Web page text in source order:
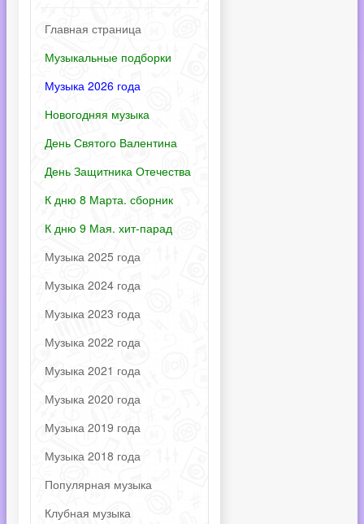
Главная страница
Музыкальные подборки
Музыка 2026 года
Новогодняя музыка
День Святого Валентина
День Защитника Отечества
К дню 8 Марта. сборник
К дню 9 Мая. хит-парад
Музыка 2025 года
Музыка 2024 года
Музыка 2023 года
Музыка 2022 года
Музыка 2021 года
Музыка 2020 года
Музыка 2019 года
Музыка 2018 года
Популярная музыка
Клубная музыка